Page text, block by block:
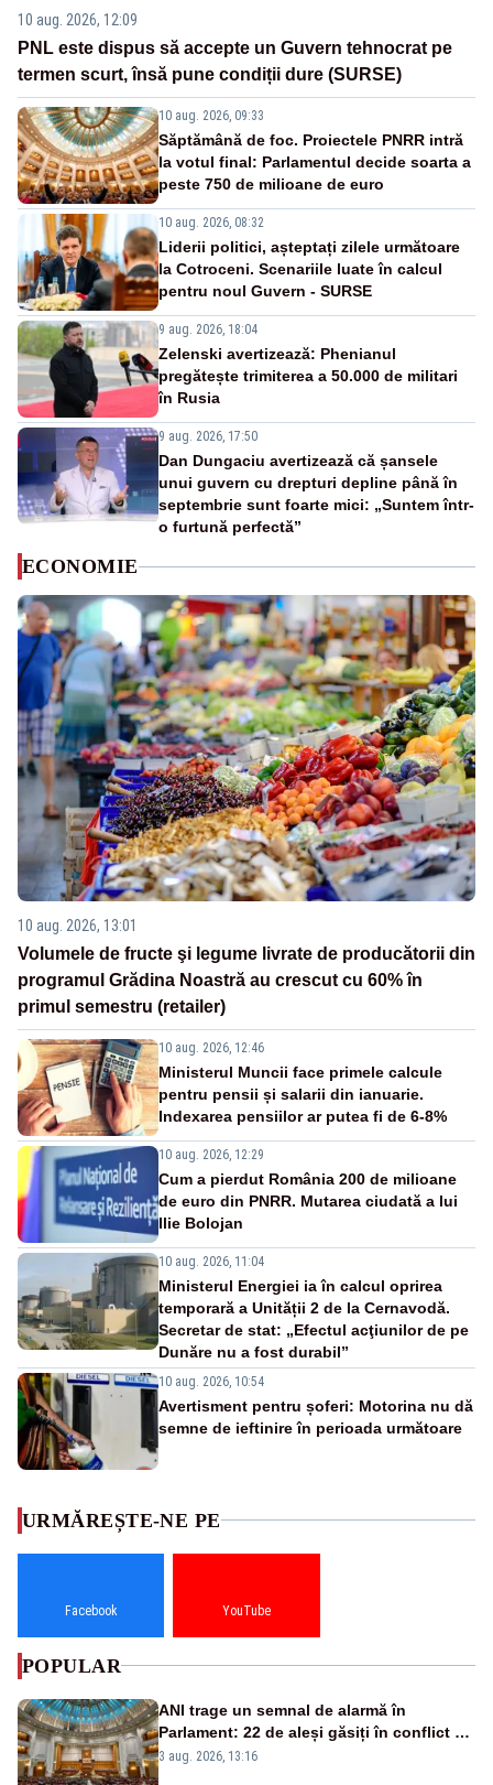
10 aug. 2026, 12:09
PNL este dispus să accepte un Guvern tehnocrat pe
termen scurt, însă pune condiții dure (SURSE)
10 aug. 2026, 09:33
Săptămână de foc. Proiectele PNRR intră
la votul final: Parlamentul decide soarta a
peste 750 de milioane de euro
10 aug. 2026, 08:32
Liderii politici, așteptați zilele următoare
la Cotroceni. Scenariile luate în calcul
pentru noul Guvern - SURSE
9 aug. 2026, 18:04
Zelenski avertizează: Phenianul
pregătește trimiterea a 50.000 de militari
în Rusia
9 aug. 2026, 17:50
Dan Dungaciu avertizează că șansele
unui guvern cu drepturi depline până în
septembrie sunt foarte mici: „Suntem într-
o furtună perfectă”
ECONOMIE
10 aug. 2026, 13:01
Volumele de fructe şi legume livrate de producătorii din
programul Grădina Noastră au crescut cu 60% în
primul semestru (retailer)
10 aug. 2026, 12:46
Ministerul Muncii face primele calcule
pentru pensii și salarii din ianuarie.
Indexarea pensiilor ar putea fi de 6-8%
10 aug. 2026, 12:29
Cum a pierdut România 200 de milioane
de euro din PNRR. Mutarea ciudată a lui
Ilie Bolojan
10 aug. 2026, 11:04
Ministerul Energiei ia în calcul oprirea
temporară a Unității 2 de la Cernavodă.
Secretar de stat: „Efectul acţiunilor de pe
Dunăre nu a fost durabil”
10 aug. 2026, 10:54
Avertisment pentru șoferi: Motorina nu dă
semne de ieftinire în perioada următoare
URMĂREȘTE-NE PE
Facebook YouTube
POPULAR
ANI trage un semnal de alarmă în
Parlament: 22 de aleși găsiți în conflict de
interese au rămas în funcții
3 aug. 2026, 13:16